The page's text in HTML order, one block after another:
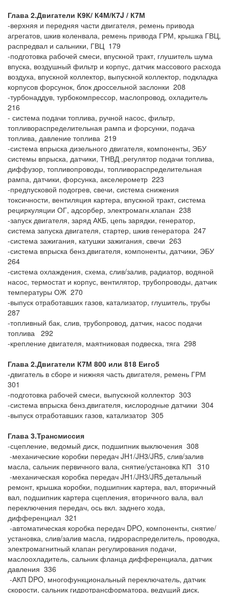
Глава 2.Двигатели К9К/ К4М/К7J / К7М
-верхняя и передняя части двигателя, ремень привода
агрегатов, шкив коленвала, ремень привода ГРМ, крышка ГВЦ,
распредвал и сальники, ГВЦ 179
-подготовка рабочей смеси, впускной тракт, глушитель шума
впуска, воздушный фильтр и корпус, датчик массового расхода
воздуха, впускной коллектор, выпускной коллектор, подкладка
корпусов форсунок, блок дроссельной заслонки 208
-турбонаддув, турбокомпрессор, маслопровод, охладитель
216
- система подачи топлива, ручной насос, фильтр,
топливораспределительная рампа и форсунки, подача
топлива, давление топлива 219
-система впрыска дизельного двигателя, компоненты, ЭБУ
системы впрыска, датчики, ТНВД ,регулятор подачи топлива,
диффузор, топливопроводы, топливораспределительная
рампа, датчики, форсунка, акселерометр 223
-предпусковой подогрев, свечи, система снижения
токсичности, вентиляция картера, впускной тракт, система
рециркуляции ОГ, адсорбер, электромагн.клапан 238
-запуск двигателя, заряд АКБ, цепь зарядки, генератор,
система запуска двигателя, стартер, шкив генератора 247
-система зажигания, катушки зажигания, свечи 263
-система впрыска бенз.двигателя, компоненты, датчики, ЭБУ
264
-система охлаждения, схема, слив/залив, радиатор, водяной
насос, термостат и корпус, вентилятор, трубопроводы, датчик
температуры ОЖ 270
-выпуск отработавших газов, катализатор, глушитель, трубы
287
-топливный бак, слив, трубопровод, датчик, насос подачи
топлива 292
-крепление двигателя, маятниковая подвеска, тяга 298
Глава 2.Двигатели К7М 800 или 818 Еиго5
-двигатель в сборе и нижняя часть двигателя, ремень ГРМ
301
-подготовка рабочей смеси, выпускной коллектор 303
-система впрыска бенз.двигателя, кислородные датчики 304
-выпуск отработавших газов, катализатор 305
Глава 3.Трансмиссия
-сцепление, ведомый диск, подшипник выключения 308
-механические коробки передач JH1/JH3/JR5, слив/залив
масла, сальник первичного вала, снятие/установка КП 310
-механическая коробка передач JH1/JH3/JR5,детальный
ремонт, крышка коробки, подшипник картера, вал, вторичный
вал, подшипник картера сцепления, вторичного вала, вал
переключения передач, ось вкл. заднего хода,
дифференциал 321
-автоматическая коробка передач DPO, компоненты, снятие/
установка, слив/залив масла, гидрораспределитель, проводка,
электромагнитный клапан регулирования подачи,
маслоохладитель, сальник фланца дифференциала, датчик
давления 336
-АКП DPO, многофункциональный переключатель, датчик
скорости, сальник гидротрансформатора, ведущий диск,